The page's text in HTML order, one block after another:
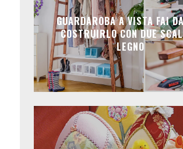
GUARDAROBA A VISTA FAI
COSTRUIRLO CON DUE
LEGNO